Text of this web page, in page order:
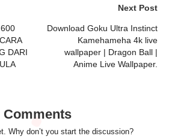
DARI
Next Post
Download Goku Ultra Instinct
Kamehameha 4k live
wallpaper | Dragon Ball |
Anime Live Wallpaper.
Comments
Why don’t you start the discussion?